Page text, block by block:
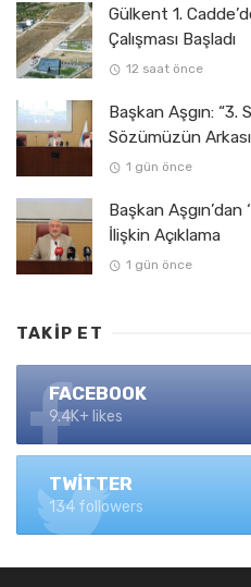
Gülkent 1.
Çalışması Başladı
12 saat önce
Başkan Aşgın: “3.
Sözümüzün
1 gün önce
Başkan Aşgın’dan
İlişkin Açıklama
1 gün önce
TAKIP ET
FACEBOOK
9.4K+ likes
TWITTER
134 followers